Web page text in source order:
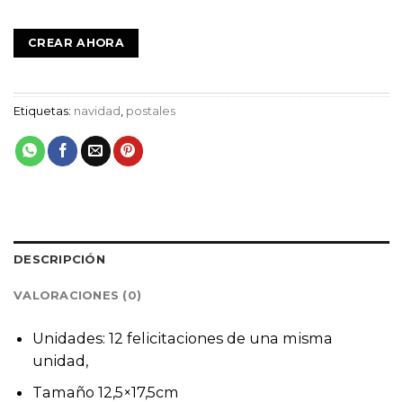
CREAR AHORA
Etiquetas: navidad, postales
DESCRIPCIÓN
VALORACIONES (0)
Unidades: 12 felicitaciones de una misma
unidad,
Tamaño 12,5×17,5cm